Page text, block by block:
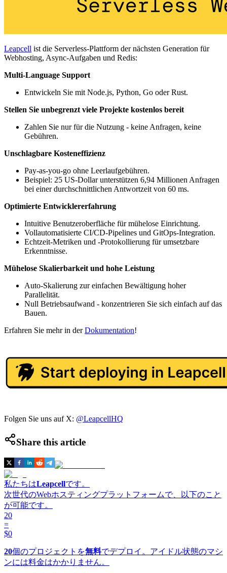
Leapcell ist die Serverless-Plattform der nächsten Generation für
Webhosting, Async-Aufgaben und Redis:
Multi-Language Support
Entwickeln Sie mit Node.js, Python, Go oder Rust.
Stellen Sie unbegrenzt viele Projekte kostenlos bereit
Zahlen Sie nur für die Nutzung - keine Anfragen, keine
Gebühren.
Unschlagbare Kosteneffizienz
Pay-as-you-go ohne Leerlaufgebühren.
Beispiel: 25 US-Dollar unterstützen 6,94 Millionen Anfragen
bei einer durchschnittlichen Antwortzeit von 60 ms.
Optimierte Entwicklererfahrung
Intuitive Benutzeroberfläche für mühelose Einrichtung.
Vollautomatisierte CI/CD-Pipelines und GitOps-Integration.
Echtzeit-Metriken und -Protokollierung für umsetzbare
Erkenntnisse.
Mühelose Skalierbarkeit und hohe Leistung
Auto-Skalierung zur einfachen Bewältigung hoher
Parallelität.
Null Betriebsaufwand - konzentrieren Sie sich einfach auf das
Bauen.
Erfahren Sie mehr in derDokumentation!
Folgen Sie uns auf X: @LeapcellHQ
Share this article
私たちはLeapcellです。
次世代のWebホスティングプラットフォームで、以下のこと
が可能です。
20
=
$0
20個のプロジェクトを無料でデプロイ。アイドル状態のマシ
ンには料金はかかりません。